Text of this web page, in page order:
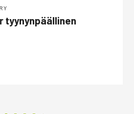
tyynynpäällinen